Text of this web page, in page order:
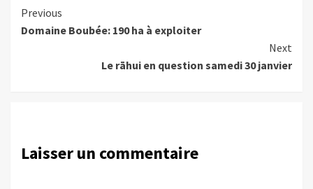
Continue
Reading
Previous
Domaine Boubée: 190 ha à exploiter
Next
Le rāhui en question samedi 30 janvier
Laisser un commentaire